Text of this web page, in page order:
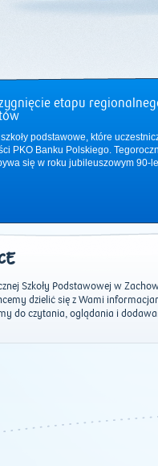
etapu
podstawowe, które
PKO Banku Polskiego.
się w roku jubileuszowym 90-
Szkoły Podstawowej w
dzielić się z Wami
do czytania, oglądania i